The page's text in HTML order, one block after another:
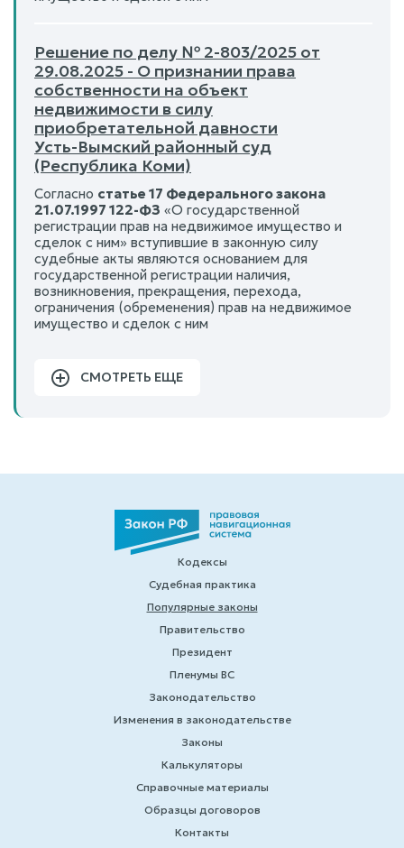
Решение по делу № 2-803/2025 от
29.08.2025 - О признании права
собственности на объект
недвижимости в силу
приобретательной давности
Усть-Вымский районный суд
(Республика Коми)
Согласно статье 17 Федерального закона
21.07.1997 122-ФЗ «О государственной
регистрации прав на недвижимое имущество и
сделок с ним» вступившие в законную силу
судебные акты являются основанием для
государственной регистрации наличия,
возникновения, прекращения, перехода,
ограничения (обременения) прав на недвижимое
имущество и сделок с ним
СМОТРЕТЬ ЕЩЕ
Кодексы
Судебная практика
Популярные законы
Правительство
Президент
Пленумы ВС
Законодательство
Изменения в законодательстве
Законы
Калькуляторы
Справочные материалы
Образцы договоров
Контакты